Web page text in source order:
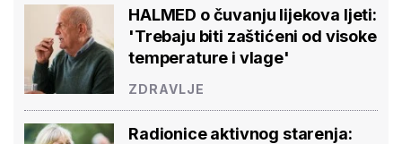
HALMED o čuvanju lijekova ljeti:
'Trebaju biti zaštićeni od visoke
temperature i vlage'
ZDRAVLJE
Radionice aktivnog starenja: